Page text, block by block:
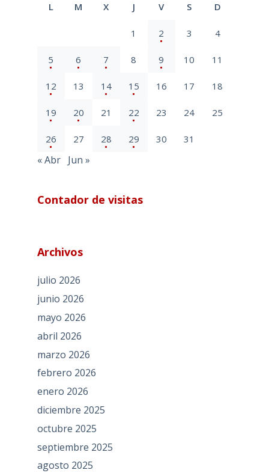
L M X J V S D
1 2 3 4
5 6 7 8 9 10 11
12 13 14 15 16 17 18
19 20 21 22 23 24 25
26 27 28 29 30 31
« Abr Jun »
Contador de visitas
Archivos
julio 2026
junio 2026
mayo 2026
abril 2026
marzo 2026
febrero 2026
enero 2026
diciembre 2025
octubre 2025
septiembre 2025
agosto 2025